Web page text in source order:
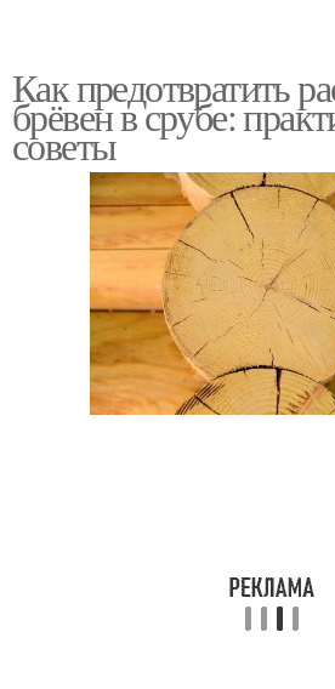
Как предотвратить
брёвен в срубе:
советы